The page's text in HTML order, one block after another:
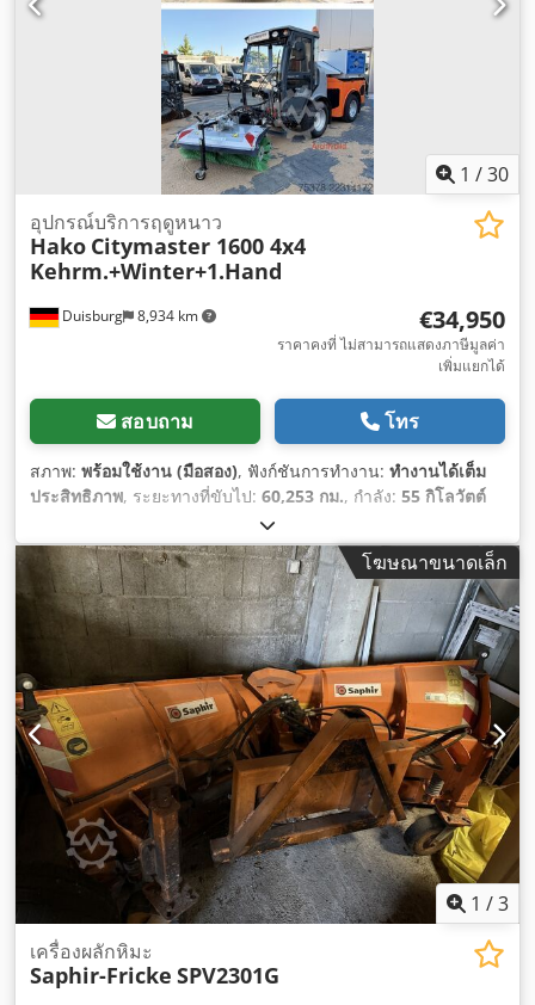
1 /30
Duisburg 8,934 km
อุปกรณ์บริการฤดูหนาว
Hako Citymaster 1600 4x4
Kehrm.+Winter+1.Hand
€34,950
ราคาคงที่ ไม่สามารถแสดงภาษีมูลค่า
เพิ่มแยกได้
สอบถาม โทร
สภาพ: พร้อมใช้งาน (มือสอง), ฟังก์ชันการทำงาน: ทำงานได้เต็ม
ประสิทธิภาพ, ระยะทางที่ขับไป: 60,253 กม., กำลัง: 55 กิโลวัตต์
, การลงทะเบียนครั้งแรก:
3,500 กก., ประเภทเชื้อเพลิง:ดีเซล, สี:สีส้ม, การกำหนดค่าของ
เพลา:4x4, น้ำหนักบรรทุกสูงสุด:1,699 กก., น้ำหนักเปล่า:1,900
, ตรวจสอบครั้งถัดไป (TÜV):11/2027, เชื้อเพลิง:ดีเซล
, ห้อง
โดยสารคนขับ:อื่นๆ, ประเภทเกียร์:ไฮโดรสแตติก
, ระดับชั้นการ
ยูโร 5, ปริมาตรพื้นที่บรรทุก: 1.3 ลบ.ม., ชั่วโมงการ
ทำงาน:
7,379 h , จำนวนที่นั่ง:1, จำนวนเจ้าของเดิม:1, หมายเลข
เครื่องจักร/ยานพาหนะ:ES Winter 1, อุปกรณ์:ขับเคลื่อนทุกล้อ,
เครื่องปรับอากาศ, เสียงรบกวนต่ำ, แผ่นกรองเขม่า, ไฟหน้าเพิ่ม
เติม, ไฮดรอลิก
โฆษณาขนาดเล็ก
1 /3
เครื่องผลักหิมะ
Saphir-Fricke SPV2301G